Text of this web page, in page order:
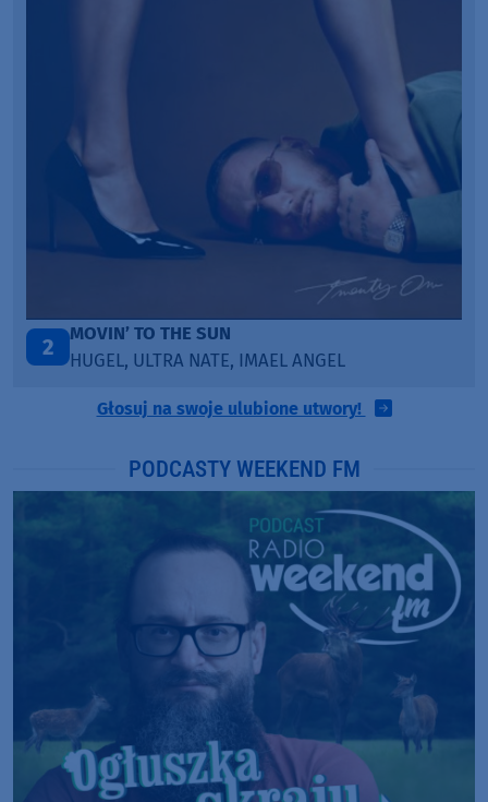
3
LEGENDARY LOVERS (SAVE ME)
KATY PERRY & CHIEF KEEF
Głosuj na swoje ulubione utwory!
PODCASTY WEEKEND FM